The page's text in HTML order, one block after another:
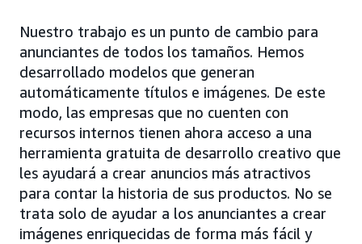
Nuestro trabajo es un punto de cambio para
anunciantes de todos los tamaños. Hemos
desarrollado modelos que generan
automáticamente títulos e imágenes. De este
modo, las empresas que no cuenten con
recursos internos tienen ahora acceso a una
herramienta gratuita de desarrollo creativo que
les ayudará a crear anuncios más atractivos
para contar la historia de sus productos. No se
trata solo de ayudar a los anunciantes a crear
imágenes enriquecidas de forma más fácil y